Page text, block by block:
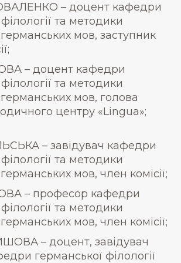
– доцент кафедри
та методики
мов, заступник
– доцент кафедри
та методики
мов, голова
центру «Lingua»;
– завідувач кафедри
та методики
мов, член комісії;
– професор кафедри
та методики
мов, член комісії;
– доцент, завідувач
германської філології